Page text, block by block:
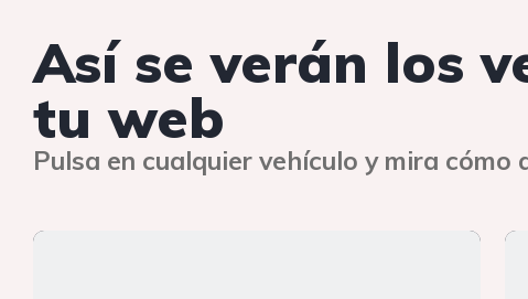
Así se verán los
tu web
Pulsa en cualquier vehículo y mira